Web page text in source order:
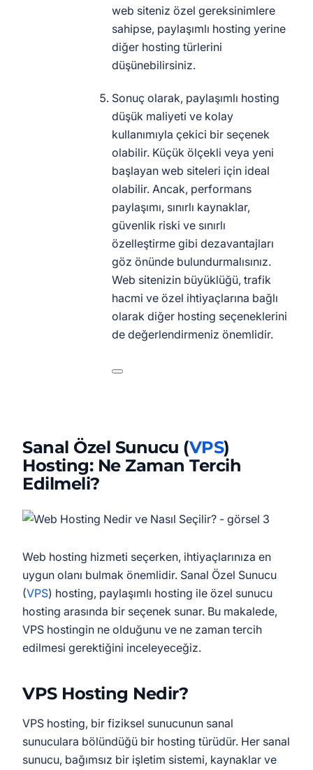
web siteniz özel gereksinimlere
sahipse, paylaşımlı hosting yerine
diğer hosting türlerini
düşünebilirsiniz.
Sonuç olarak, paylaşımlı hosting
düşük maliyeti ve kolay
kullanımıyla çekici bir seçenek
olabilir. Küçük ölçekli veya yeni
başlayan web siteleri için ideal
olabilir. Ancak, performans
paylaşımı, sınırlı kaynaklar,
güvenlik riski ve sınırlı
özelleştirme gibi dezavantajları
göz önünde bulundurmalısınız.
Web sitenizin büyüklüğü, trafik
hacmi ve özel ihtiyaçlarına bağlı
olarak diğer hosting seçeneklerini
de değerlendirmeniz önemlidir.
Sanal Özel Sunucu (VPS)
Hosting: Ne Zaman Tercih
Edilmeli?
Web hosting hizmeti seçerken, ihtiyaçlarınıza en
uygun olanı bulmak önemlidir. Sanal Özel Sunucu
(VPS) hosting, paylaşımlı hosting ile özel sunucu
hosting arasında bir seçenek sunar. Bu makalede,
VPS hostingin ne olduğunu ve ne zaman tercih
edilmesi gerektiğini inceleyeceğiz.
VPS Hosting Nedir?
VPS hosting, bir fiziksel sunucunun sanal
sunuculara bölündüğü bir hosting türüdür. Her sanal
sunucu, bağımsız bir işletim sistemi, kaynaklar ve